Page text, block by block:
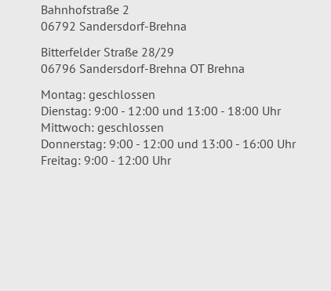
Bahnhofstraße 2
06792 Sandersdorf-Brehna
Bitterfelder Straße 28/29
06796 Sandersdorf-Brehna OT Brehna
Montag: geschlossen
Dienstag: 9:00 - 12:00 und 13:00 - 18:00 Uhr
Mittwoch: geschlossen
Donnerstag: 9:00 - 12:00 und 13:00 - 16:00 Uhr
Freitag: 9:00 - 12:00 Uhr